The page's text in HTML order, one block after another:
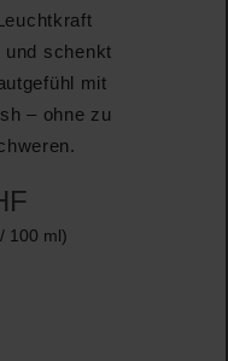
und schenkt
mit
– ohne zu
100 ml)
5 Sternen